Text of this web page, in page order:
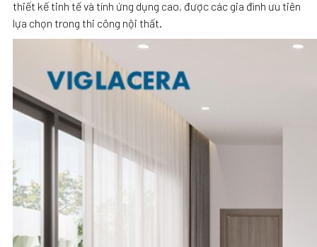
thiết kế tinh tế và tính ứng dụng cao, được các gia đình ưu tiên
lựa chọn trong thi công nội thất.